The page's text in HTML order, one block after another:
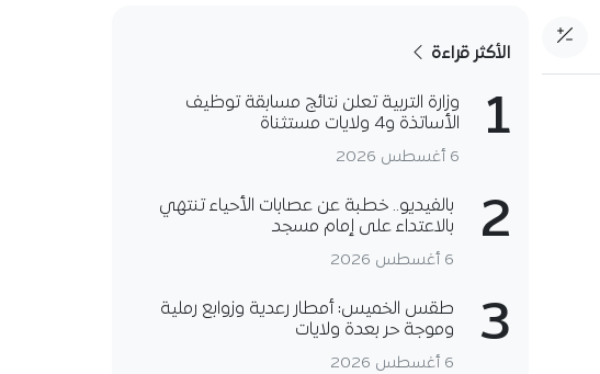
الأكثر قراءة
1
وزارة التربية تعلن نتائج مسابقة توظيف
الأساتذة و4 ولايات مستثناة
6 أغسطس 2026
2
بالفيديو.. خطبة عن عصابات الأحياء تنتهي
بالاعتداء على إمام مسجد
6 أغسطس 2026
3
طقس الخميس: أمطار رعدية وزوابع رملية
وموجة حر بعدة ولايات
6 أغسطس 2026